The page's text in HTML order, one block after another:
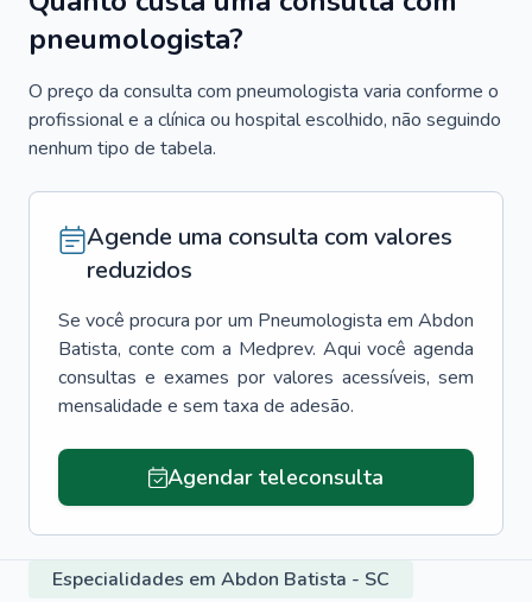
pneumologista?
O preço da consulta com pneumologista varia conforme o
profissional e a clínica ou hospital escolhido, não seguindo
nenhum tipo de tabela.
Agende uma consulta com valores
reduzidos
Se você procura por um Pneumologista em Abdon
Batista, conte com a Medprev. Aqui você agenda
consultas e exames por valores acessíveis, sem
mensalidade e sem taxa de adesão.
Agendar teleconsulta
Especialidades em Abdon Batista - SC